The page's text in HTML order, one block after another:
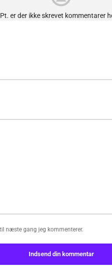
Pt. er der ikke skrevet kommentarer
næste gang jeg kommenterer.
Indsend din kommentar